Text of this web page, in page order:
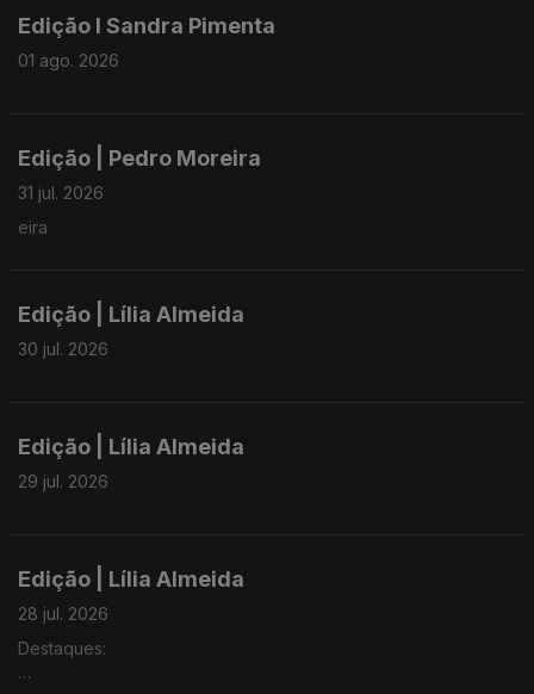
Edição I Sandra Pimenta
01 ago. 2026
Edição | Pedro Moreira
31 jul. 2026
eira
Edição | Lília Almeida
30 jul. 2026
Edição | Lília Almeida
29 jul. 2026
Edição | Lília Almeida
28 jul. 2026
Destaques: